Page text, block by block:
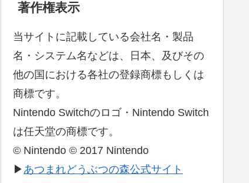
著作権表示
当サイトに記載している会社名・製品
名・システム名などは、日本、及びその
他の国における各社の登録商標もしくは
商標です。
Nintendo Switchのロゴ・Nintendo Switch
は任天堂の商標です。
© Nintendo © 2017 Nintendo
▶ あつまれどうぶつの森公式サイト